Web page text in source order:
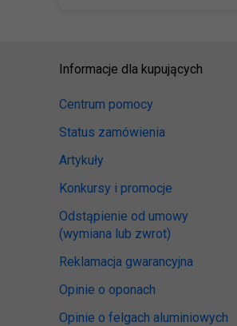
Informacje dla kupujących
Centrum pomocy
Status zamówienia
Artykuły
Konkursy i promocje
Odstąpienie od umowy
(wymiana lub zwrot)
Reklamacja gwarancyjna
Opinie o oponach
Opinie o felgach aluminiowych